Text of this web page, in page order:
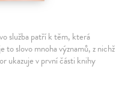
služba patří k těm, která
slovo mnoha významů, z nichž
ukazuje v první části knihy